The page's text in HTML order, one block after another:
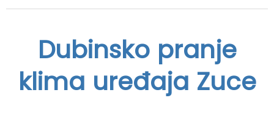
Dubinsko pranje
klima uređaja Zuce